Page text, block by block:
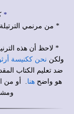
*
* من مرنمي
* لاحظ أن هذه
ولكن نحن ككنيسة
ضد تعليم الكتاب
هو واضحهنا . أو من